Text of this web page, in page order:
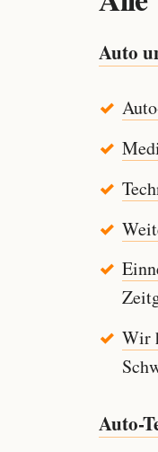
Auto
Wir
Auto-